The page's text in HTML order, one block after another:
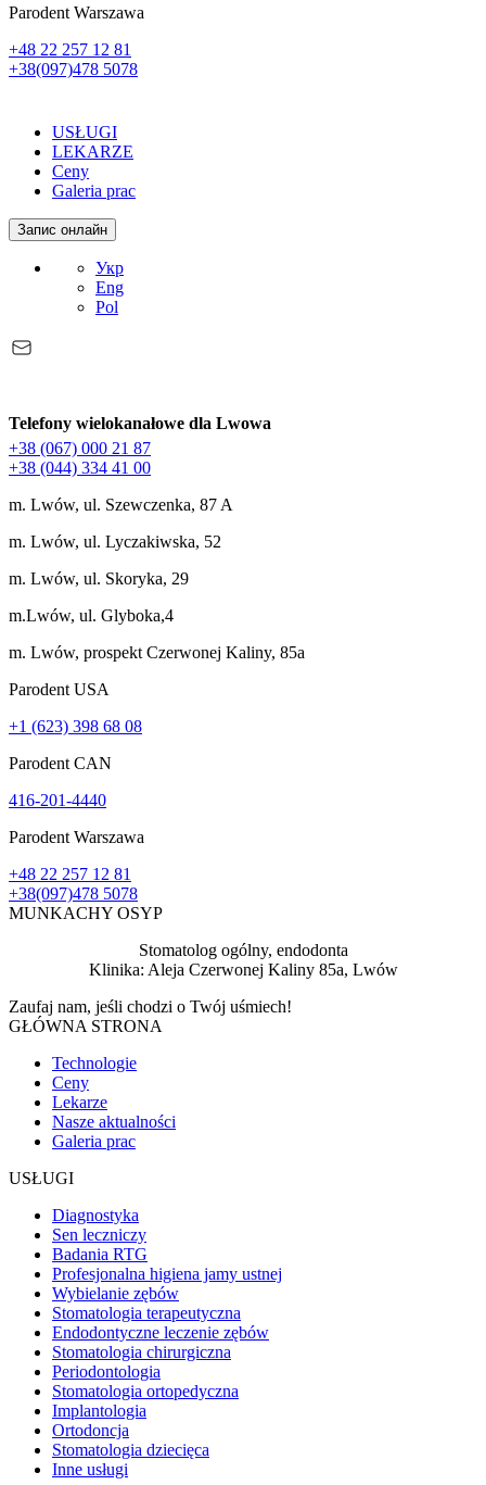
Parodent Warszawa
+48 22 257 12 81
+38(097)478 5078
USŁUGI
LEKARZE
Ceny
Galeria prac
Запис онлайн
Укр
Eng
Pol
Telefony wielokanałowe dla Lwowa
+38 (067) 000 21 87
+38 (044) 334 41 00
m. Lwów, ul. Szewczenka, 87 A
m. Lwów, ul. Lyczakiwska, 52
m. Lwów, ul. Skoryka, 29
m.Lwów, ul. Glyboka,4
m. Lwów, prospekt Czerwonej Kaliny, 85a
Parodent USА
+1 (623) 398 68 08
Parodent CAN
416-201-4440
Parodent Warszawa
+48 22 257 12 81
+38(097)478 5078
MUNKACHY OSYP
Stomatolog ogólny, endodonta
Klinika: Aleja Czerwonej Kaliny 85a, Lwów
Zaufaj nam, jeśli chodzi o Twój uśmiech!
GŁÓWNA STRONA
Technologie
Ceny
Lekarze
Nasze aktualności
Galeria prac
USŁUGI
Diagnostyka
Sen leczniczy
Badania RTG
Profesjonalna higiena jamy ustnej
Wybielanie zębów
Stomatologia terapeutyczna
Endodontyczne leczenie zębów
Stomatologia chirurgiczna
Periodontologia
Stomatologia ortopedyczna
Implantologia
Ortodoncja
Stomatologia dziecięca
Inne usługi